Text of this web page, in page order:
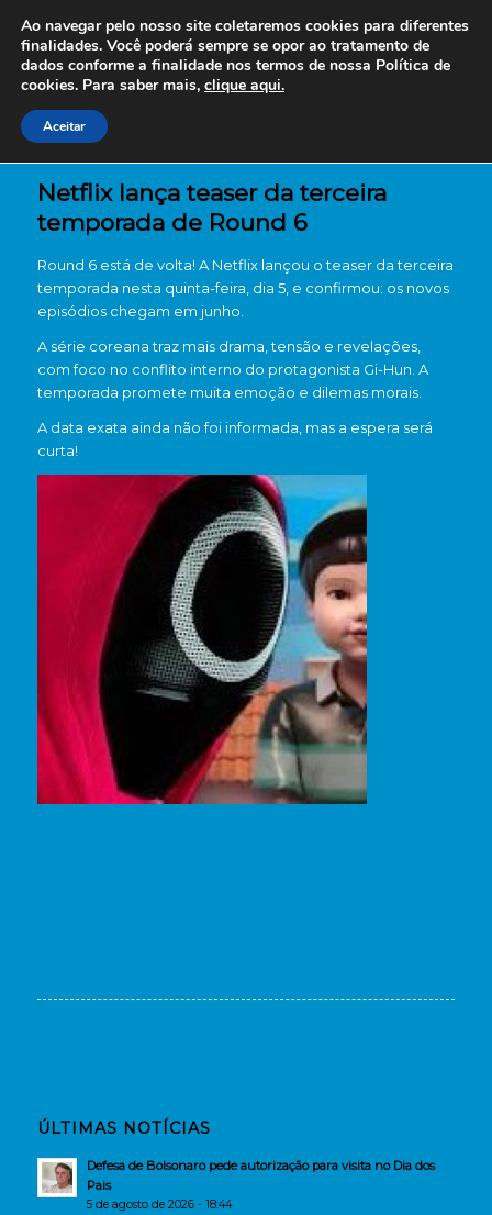
Netflix lança teaser da terceira
temporada de Round 6
Round 6 está de volta! A Netflix lançou o teaser da terceira
temporada nesta quinta-feira, dia 5, e confirmou: os novos
episódios chegam em junho.
A série coreana traz mais drama, tensão e revelações,
com foco no conflito interno do protagonista Gi-Hun. A
temporada promete muita emoção e dilemas morais.
A data exata ainda não foi informada, mas a espera será
curta!
ÚLTIMAS NOTÍCIAS
Defesa de Bolsonaro pede autorização para visita no Dia dos
Pais
5 de agosto de 2026 - 18:44
Ao navegar pelo nosso site coletaremos cookies para diferentes
finalidades. Você poderá sempre se opor ao tratamento de
dados conforme a finalidade nos termos de nossa Política de
cookies. Para saber mais, clique aqui.
Aceitar